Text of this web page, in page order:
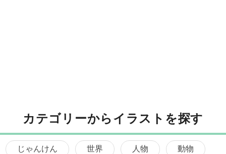
カテゴリーからイラストを探す
じゃんけん 世界 人物 動物